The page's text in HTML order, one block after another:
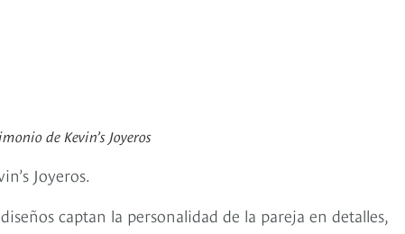
de Kevin’s Joyeros
Joyeros.
captan la personalidad de la pareja en detalles,